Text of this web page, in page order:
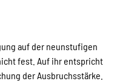
auf der neunstufigen
fest. Auf ihr entspricht
der Ausbruchsstärke.